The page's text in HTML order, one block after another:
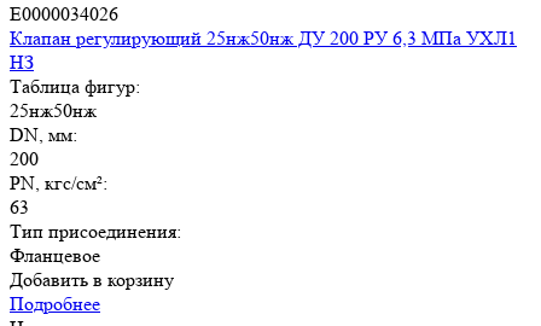
E0000034026
Клапан регулирующий 25нж50нж ДУ 200 РУ 6,3 МПа УХЛ1
НЗ
Таблица фигур:
25нж50нж
DN, мм:
200
PN, кгс/см²:
63
Тип присоединения:
Фланцевое
Добавить в корзину
Подробнее